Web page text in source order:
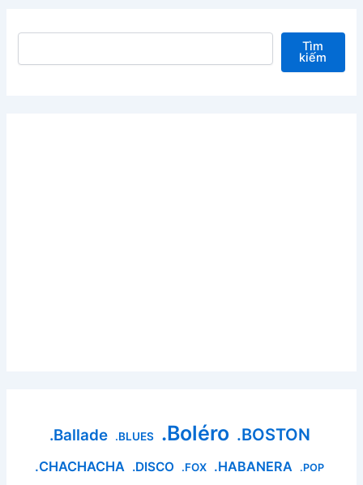
Tìm kiếm Tìm
kiếm
.Ballade .BLUES .Boléro .BOSTON
.CHACHACHA .DISCO .FOX .HABANERA .POP